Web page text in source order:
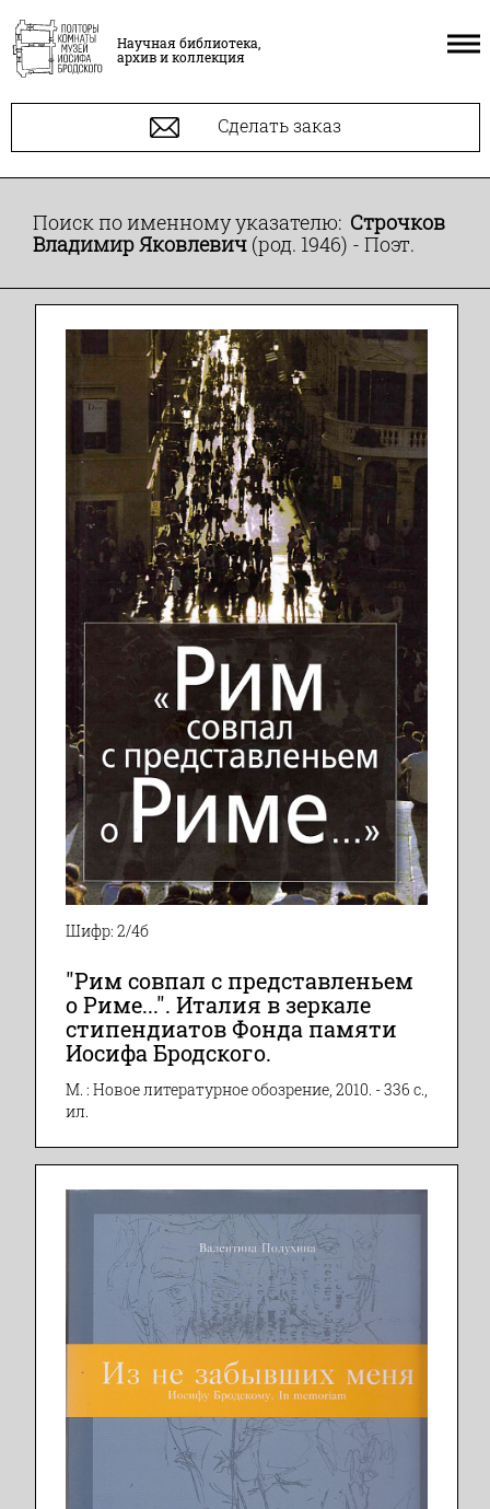
Научная библиотека,
архив и коллекция
Сделать заказ
Поиск по именному указателю: Строчков
Владимир Яковлевич (род. 1946) - Поэт.
Шифр: 2/4б
"Рим совпал с представленьем
о Риме...". Италия в зеркале
стипендиатов Фонда памяти
Иосифа Бродского.
М. : Новое литературное обозрение, 2010. - 336 с.,
ил.